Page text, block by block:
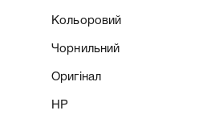
Кольоровий
Чорнильний
Оригінал
HP